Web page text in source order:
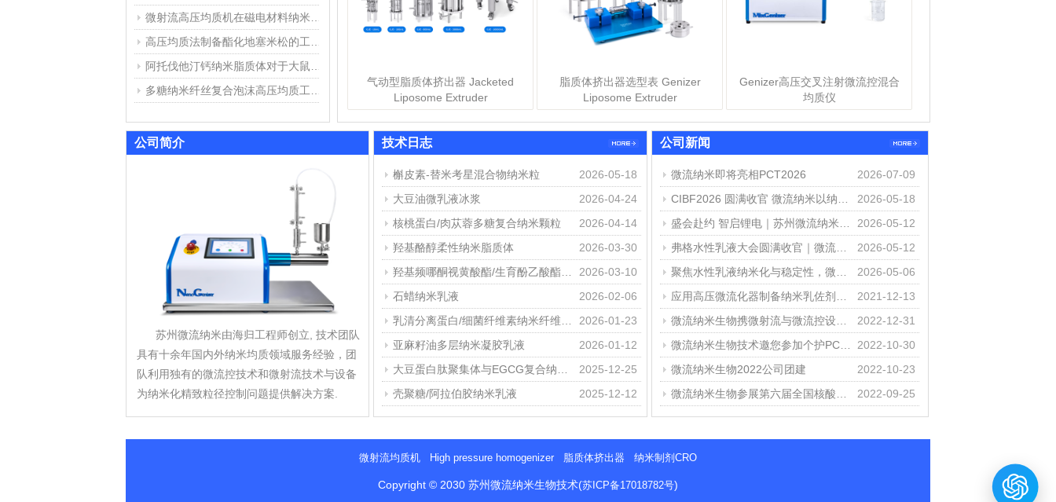
气动型脂质体挤出器 Jacketed
Liposome Extruder
脂质体挤出器选型表 Genizer
Liposome Extruder
Genizer高压交叉注射微流控混合
均质仪
更多>>
公司简介
​苏州微流纳米由海归工程师创立, 技术团队
具有十余年国内外纳米均质领域服务经验，团
队利用独有的微流控技术和微射流技术与设备
为纳米化精致粒径控制问题提供解决方案.
技术日志
槲皮素-替米考星混合物纳米粒
2026-05-18
大豆油微乳液冰浆
2026-04-24
核桃蛋白/肉苁蓉多糖复合纳米颗粒
2026-04-14
羟基酪醇柔性纳米脂质体
2026-03-30
2026-03-10
石蜡纳米乳液
2026-02-06
2026-01-23
亚麻籽油多层纳米凝胶乳液
2026-01-12
2025-12-25
壳聚糖/阿拉伯胶纳米乳液
2025-12-12
公司新闻
微流纳米即将亮相PCT2026
2026-07-09
2026-05-18
2026-05-12
2026-05-12
2026-05-06
2021-12-13
2022-12-31
2022-10-30
微流纳米生物2022公司团建
2022-10-23
2022-09-25
微射流均质机 High pressure homogenizer 脂质体挤出器 纳米制剂CRO
Copyright © 2030 苏州微流纳米生物技术(苏ICP备17018782号)